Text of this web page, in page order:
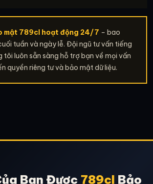
mật 789cl hoạt động 24/7 – bao
tuần và ngày lễ. Đội ngũ tư vấn tiếng
tôi luôn sẵn sàng hỗ trợ bạn về mọi vấn
quyền riêng tư và bảo mật dữ liệu.
Bạn Được 789cl Bảo